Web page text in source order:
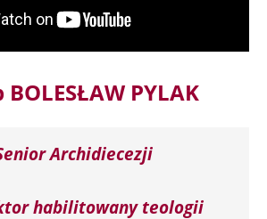
PYLAK
Archidiecezji
habilitowany teologii